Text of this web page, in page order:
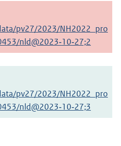
pv27/2023/NH2022_pro
nld@2023‑10‑27;2
pv27/2023/NH2022_pro
nld@2023‑10‑27;3